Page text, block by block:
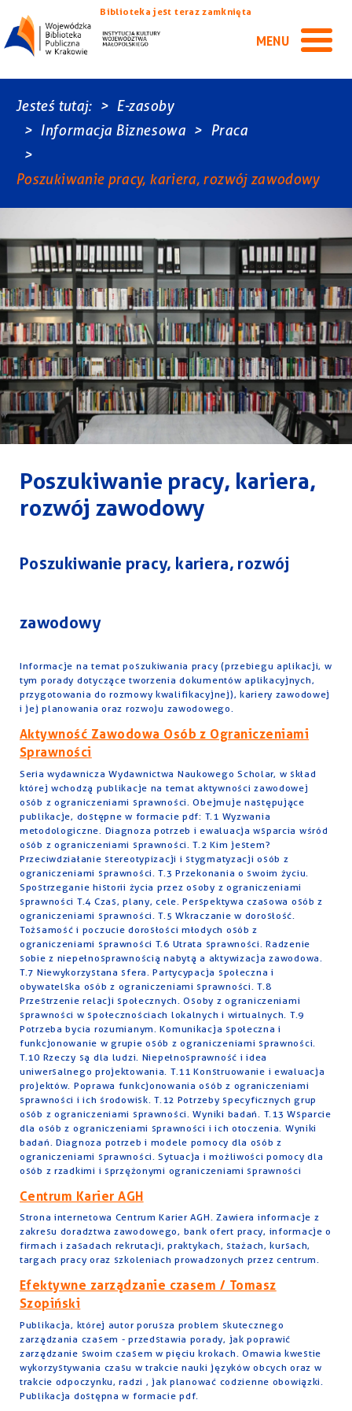
Biblioteka jest teraz zamknięta
MENU
Jesteś tutaj:
E-zasoby
Informacja Biznesowa
Praca
Poszukiwanie pracy, kariera, rozwój zawodowy
Poszukiwanie pracy, kariera,
rozwój zawodowy
Poszukiwanie pracy, kariera, rozwój
zawodowy
Informacje na temat poszukiwania pracy (przebiegu aplikacji, w
tym porady dotyczące tworzenia dokumentów aplikacyjnych,
przygotowania do rozmowy kwalifikacyjnej), kariery zawodowej
i jej planowania oraz rozwoju zawodowego.
Aktywność Zawodowa Osób z Ograniczeniami
Sprawności
Seria wydawnicza Wydawnictwa Naukowego Scholar, w skład
której wchodzą publikacje na temat aktywności zawodowej
osób z ograniczeniami sprawności. Obejmuje następujące
publikacje, dostępne w formacie pdf: T.1 Wyzwania
metodologiczne. Diagnoza potrzeb i ewaluacja wsparcia wśród
osób z ograniczeniami sprawności. T.2 Kim jestem?
Przeciwdziałanie stereotypizacji i stygmatyzacji osób z
ograniczeniami sprawności. T.3 Przekonania o swoim życiu.
Spostrzeganie historii życia przez osoby z ograniczeniami
sprawności T.4 Czas, plany, cele. Perspektywa czasowa osób z
ograniczeniami sprawności. T.5 Wkraczanie w dorosłość.
Tożsamość i poczucie dorosłości młodych osób z
ograniczeniami sprawności T.6 Utrata sprawności. Radzenie
sobie z niepełnosprawnością nabytą a aktywizacja zawodowa.
T.7 Niewykorzystana sfera. Partycypacja społeczna i
obywatelska osób z ograniczeniami sprawności. T.8
Przestrzenie relacji społecznych. Osoby z ograniczeniami
sprawności w społecznościach lokalnych i wirtualnych. T.9
Potrzeba bycia rozumianym. Komunikacja społeczna i
funkcjonowanie w grupie osób z ograniczeniami sprawności.
T.10 Rzeczy są dla ludzi. Niepełnosprawność i idea
uniwersalnego projektowania. T.11 Konstruowanie i ewaluacja
projektów. Poprawa funkcjonowania osób z ograniczeniami
sprawności i ich środowisk. T.12 Potrzeby specyficznych grup
osób z ograniczeniami sprawności. Wyniki badań. T.13 Wsparcie
dla osób z ograniczeniami sprawności i ich otoczenia. Wyniki
badań. Diagnoza potrzeb i modele pomocy dla osób z
ograniczeniami sprawności. Sytuacja i możliwości pomocy dla
osób z rzadkimi i sprzężonymi ograniczeniami sprawności
Centrum Karier AGH
Strona internetowa Centrum Karier AGH. Zawiera informacje z
zakresu doradztwa zawodowego, bank ofert pracy, informacje o
firmach i zasadach rekrutacji, praktykach, stażach, kursach,
targach pracy oraz szkoleniach prowadzonych przez centrum.
Efektywne zarządzanie czasem / Tomasz
Szopiński
Publikacja, której autor porusza problem skutecznego
zarządzania czasem - przedstawia porady, jak poprawić
zarządzanie swoim czasem w pięciu krokach. Omawia kwestie
wykorzystywania czasu w trakcie nauki języków obcych oraz w
trakcie odpoczynku, radzi , jak planować codzienne obowiązki.
Publikacja dostępna w formacie pdf.